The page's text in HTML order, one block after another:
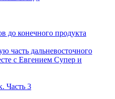
до конечного продукта
часть дальневосточного
с Евгением Супер и
Часть 3